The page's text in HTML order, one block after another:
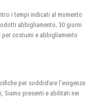
i tempi indicati al momento
abbigliamento, 30 giorni
costumi e abbigliamento
per soddisfare l’esigenze
Siamo presenti e abilitati nei